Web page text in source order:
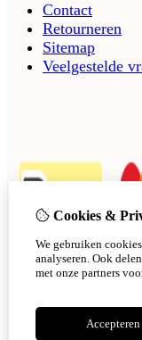
Contact
Retourneren
Sitemap
Veelgestelde
Cookies &
We gebruiken
analyseren. Ook
met onze partners
Accepteren